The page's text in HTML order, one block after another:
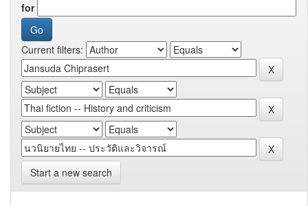
for
Current filters:
Start a new search